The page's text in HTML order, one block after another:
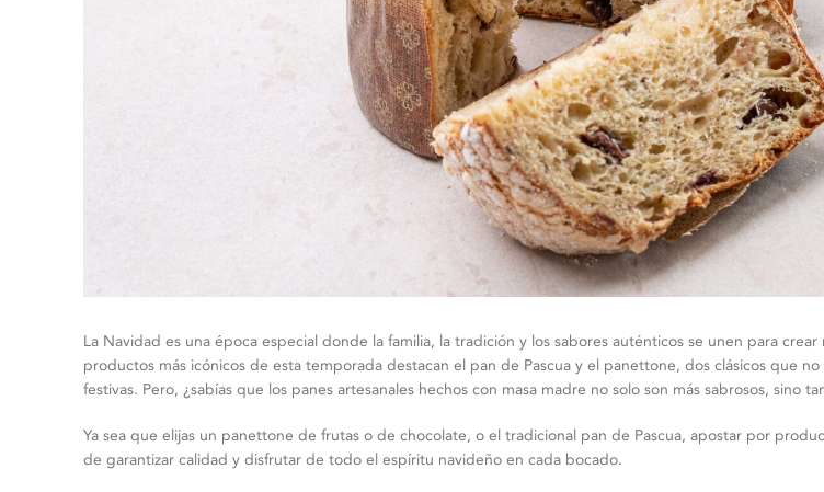
La Navidad es una época especial donde la familia, la tradición y los sabores auténticos se unen para
productos más icónicos de esta temporada destacan el pan de Pascua y el panettone, dos clásicos que
festivas. Pero, ¿sabías que los panes artesanales hechos con masa madre no solo son más sabrosos, sino
Ya sea que elijas un panettone de frutas o de chocolate, o el tradicional pan de Pascua, apostar por
de garantizar calidad y disfrutar de todo el espíritu navideño en cada bocado.